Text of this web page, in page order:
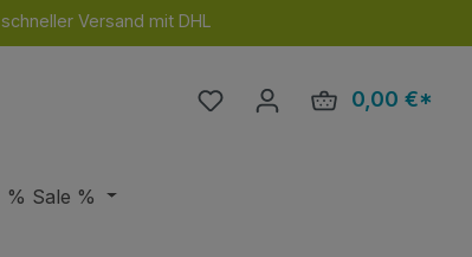
schneller Versand mit DHL
Du hast 0 Produkte auf
0,00 €*
% Sale %